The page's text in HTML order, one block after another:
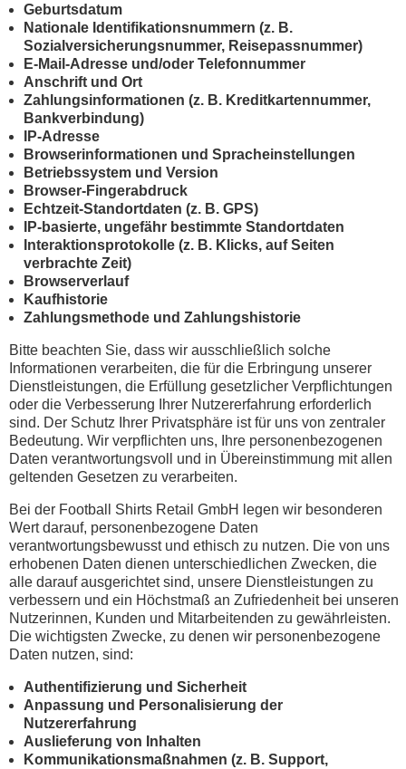
Geburtsdatum
Nationale Identifikationsnummern (z. B.
Sozialversicherungsnummer, Reisepassnummer)
E-Mail-Adresse und/oder Telefonnummer
Anschrift und Ort
Zahlungsinformationen (z. B. Kreditkartennummer,
Bankverbindung)
IP-Adresse
Browserinformationen und Spracheinstellungen
Betriebssystem und Version
Browser-Fingerabdruck
Echtzeit-Standortdaten (z. B. GPS)
IP-basierte, ungefähr bestimmte Standortdaten
Interaktionsprotokolle (z. B. Klicks, auf Seiten
verbrachte Zeit)
Browserverlauf
Kaufhistorie
Zahlungsmethode und Zahlungshistorie
Bitte beachten Sie, dass wir ausschließlich solche
Informationen verarbeiten, die für die Erbringung unserer
Dienstleistungen, die Erfüllung gesetzlicher Verpflichtungen
oder die Verbesserung Ihrer Nutzererfahrung erforderlich
sind. Der Schutz Ihrer Privatsphäre ist für uns von zentraler
Bedeutung. Wir verpflichten uns, Ihre personenbezogenen
Daten verantwortungsvoll und in Übereinstimmung mit allen
geltenden Gesetzen zu verarbeiten.
Bei der Football Shirts Retail GmbH legen wir besonderen
Wert darauf, personenbezogene Daten
verantwortungsbewusst und ethisch zu nutzen. Die von uns
erhobenen Daten dienen unterschiedlichen Zwecken, die
alle darauf ausgerichtet sind, unsere Dienstleistungen zu
verbessern und ein Höchstmaß an Zufriedenheit bei unseren
Nutzerinnen, Kunden und Mitarbeitenden zu gewährleisten.
Die wichtigsten Zwecke, zu denen wir personenbezogene
Daten nutzen, sind:
Authentifizierung und Sicherheit
Anpassung und Personalisierung der
Nutzererfahrung
Auslieferung von Inhalten
Kommunikationsmaßnahmen (z. B. Support,